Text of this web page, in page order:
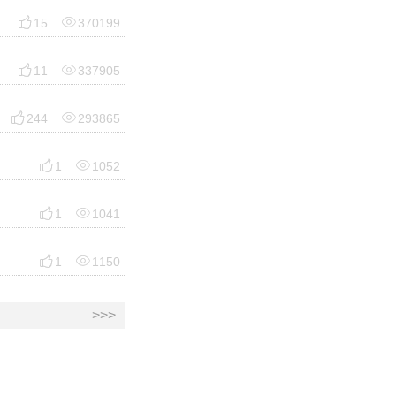
 15 370199
 11 337905
 244 293865
 1 1052
 1 1041
 1 1150
>>>